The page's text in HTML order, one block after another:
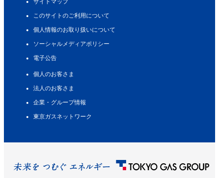
サイトマップ
このサイトのご利用について
個人情報のお取り扱いについて
ソーシャルメディアポリシー
電子公告
個人のお客さま
法人のお客さま
企業・グループ情報
東京ガスネットワーク